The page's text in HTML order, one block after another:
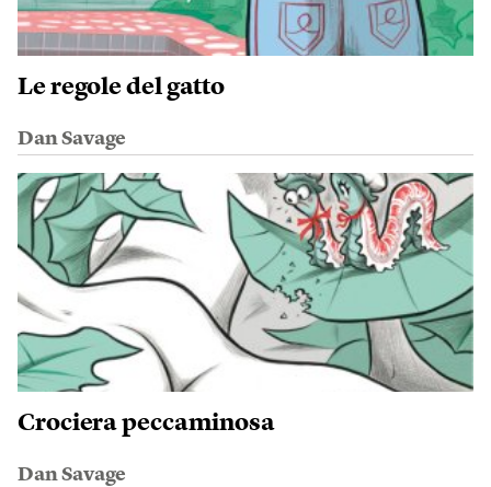
Le regole del gatto
Dan Savage
Crociera peccaminosa
Dan Savage